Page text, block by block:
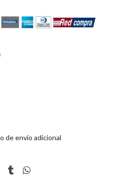
de envío adicional